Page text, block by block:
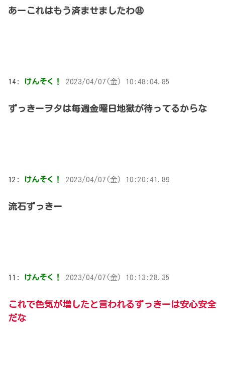
あーこれはもう済ませましたわ😩
14: けんそく！ 2023/04/07(金) 10:48:04.85
ずっきーヲタは毎週金曜日地獄が待ってるからな
12: けんそく！ 2023/04/07(金) 10:20:41.89
流石ずっきー
11: けんそく！ 2023/04/07(金) 10:13:28.35
これで色気が増したと言われるずっきーは安心安全
だな